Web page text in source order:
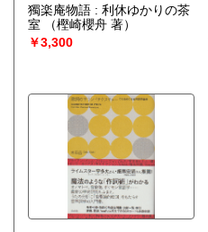
獨楽庵物語 : 利休ゆかりの茶
室
（樫崎櫻舟 著）
￥3,300